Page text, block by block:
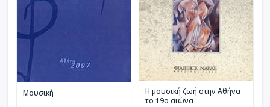
Μουσική
Η μουσική ζωή στην Αθήνα
το 19ο αιώνα